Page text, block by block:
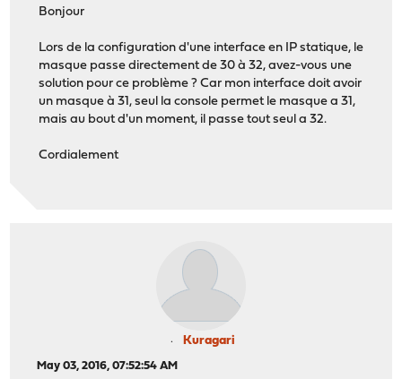
Bonjour
Lors de la configuration d'une interface en IP statique, le
masque passe directement de 30 à 32, avez-vous une
solution pour ce problème ? Car mon interface doit avoir
un masque à 31, seul la console permet le masque a 31,
mais au bout d'un moment, il passe tout seul a 32.
Cordialement
Kuragari
May 03, 2016, 07:52:54 AM